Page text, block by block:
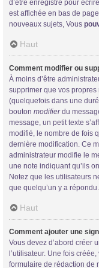
d’être enregistré pour
est affichée en bas de
nouveaux sujets, Vous
Haut
Comment modifier ou
À moins d’être
supprimer que vos
(quelquefois dans une
bouton modifierdu
message, un petit texte
modifié, le nombre de fois
dernière modification. Ce
administrateur modifie le
une note indiquant qu’ils
Notez que les utilisateurs
que quelqu’un y a répondu.
Haut
Comment ajouter une
Vous devez d’abord créer
l’utilisateur. Une fois
formulaire de rédaction de